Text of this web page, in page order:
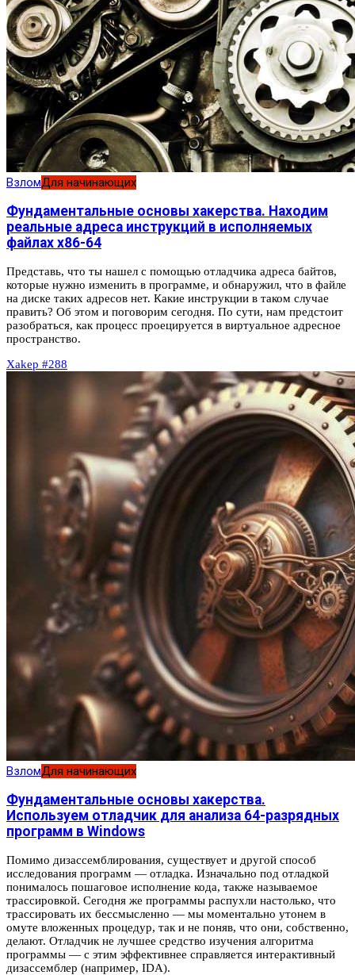
ВзломДля начинающих
Фундаментальные основы хакерства. Находим
реальные адреса инструкций в исполняемых
файлах x86-64
Представь, что ты нашел с помощью отладчика адреса байтов,
которые нужно изменить в программе, и обнаружил, что в файле
на диске таких адресов нет. Какие инструкции в таком случае
править? Об этом и поговорим сегодня. По сути, нам предстоит
разобраться, как процесс проецируется в виртуальное адресное
пространство.
Xakep #288
ВзломДля начинающих
Фундаментальные основы хакерства.
Используем отладчик для анализа 64-разрядных
программ в Windows
Помимо дизассемблирования, существует и другой способ
исследования программ — отладка. Изначально под отладкой
понималось пошаговое исполнение кода, также называемое
трассировкой. Сегодня же программы распухли настолько, что
трассировать их бессмысленно — мы моментально утонем в
омуте вложенных процедур, так и не поняв, что они, собственно,
делают. Отладчик не лучшее средство изучения алгоритма
программы — с этим эффективнее справляется интерактивный
дизассемблер (например, IDA).